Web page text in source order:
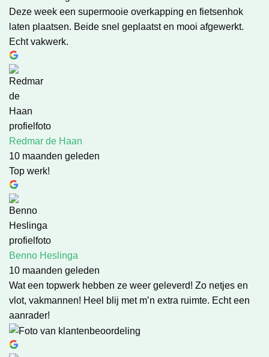
Deze week een supermooie overkapping en fietsenhok
laten plaatsen. Beide snel geplaatst en mooi afgewerkt.
Echt vakwerk.
Redmar de Haan
10 maanden geleden
Top werk!
Benno Heslinga
10 maanden geleden
Wat een topwerk hebben ze weer geleverd! Zo netjes en
vlot, vakmannen! Heel blij met m’n extra ruimte. Echt een
aanrader!